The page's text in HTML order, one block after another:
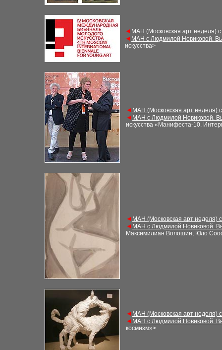
◄ МАН (Московская арт неделя)
◄ МАН с Людмилой Новиковой.
искусства>
◄ МАН (Московская арт неделя)
◄ МАН с Людмилой Новиковой.
искусства «Манифеста-10.
◄ МАН (Московская арт неделя)
◄ МАН с Людмилой Новиковой.
Максимилиан Волошин, Юло
◄ МАН (Московская арт неделя)
◄ МАН с Людмилой Новиковой.
космизм»>